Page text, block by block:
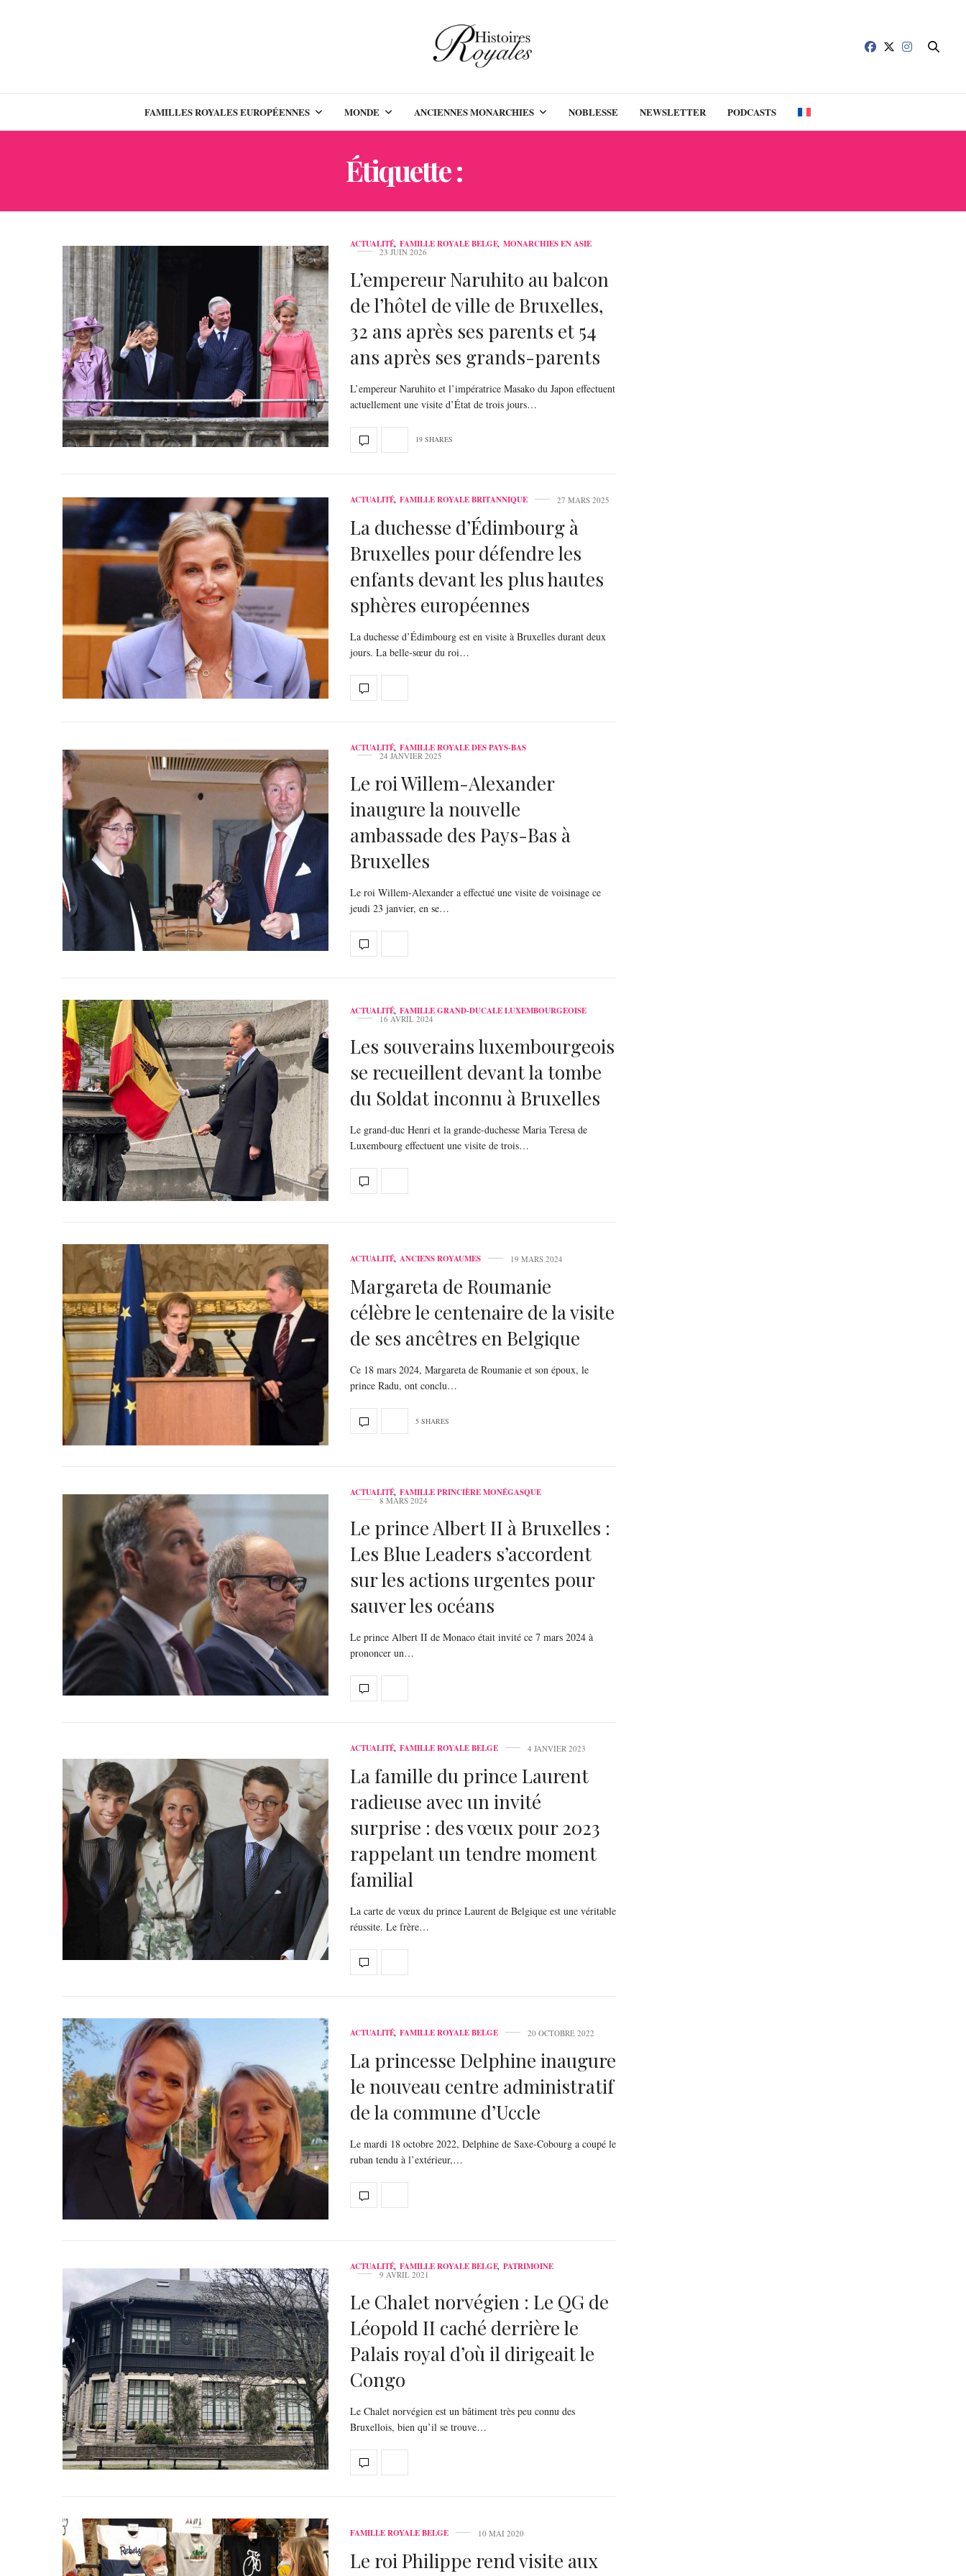
FAMILLES ROYALES EUROPÉENNES MONDE ANCIENNES MONARCHIES NOBLESSE NEWSLETTER PODCASTS
Étiquette :
ACTUALITÉ, FAMILLE ROYALE BELGE, MONARCHIES EN ASIE
23 JUIN 2026
L’empereur Naruhito au balcon
de l’hôtel de ville de Bruxelles,
32 ans après ses parents et 54
ans après ses grands-parents
L’empereur Naruhito et l’impératrice Masako du Japon effectuent
actuellement une visite d’État de trois jours…
19 SHARES
ACTUALITÉ, FAMILLE ROYALE BRITANNIQUE 27 MARS 2025
La duchesse d’Édimbourg à
Bruxelles pour défendre les
enfants devant les plus hautes
sphères européennes
La duchesse d’Édimbourg est en visite à Bruxelles durant deux
jours. La belle-sœur du roi…
ACTUALITÉ, FAMILLE ROYALE DES PAYS-BAS
24 JANVIER 2025
Le roi Willem-Alexander
inaugure la nouvelle
ambassade des Pays-Bas à
Bruxelles
Le roi Willem-Alexander a effectué une visite de voisinage ce
jeudi 23 janvier, en se…
ACTUALITÉ, FAMILLE GRAND-DUCALE LUXEMBOURGEOISE
16 AVRIL 2024
Les souverains luxembourgeois
se recueillent devant la tombe
du Soldat inconnu à Bruxelles
Le grand-duc Henri et la grande-duchesse Maria Teresa de
Luxembourg effectuent une visite de trois…
ACTUALITÉ, ANCIENS ROYAUMES 19 MARS 2024
Margareta de Roumanie
célèbre le centenaire de la visite
de ses ancêtres en Belgique
Ce 18 mars 2024, Margareta de Roumanie et son époux, le
prince Radu, ont conclu…
5 SHARES
ACTUALITÉ, FAMILLE PRINCIÈRE MONÉGASQUE
8 MARS 2024
Le prince Albert II à Bruxelles :
Les Blue Leaders s’accordent
sur les actions urgentes pour
sauver les océans
Le prince Albert II de Monaco était invité ce 7 mars 2024 à
prononcer un…
ACTUALITÉ, FAMILLE ROYALE BELGE 4 JANVIER 2023
La famille du prince Laurent
radieuse avec un invité
surprise : des vœux pour 2023
rappelant un tendre moment
familial
La carte de vœux du prince Laurent de Belgique est une véritable
réussite. Le frère…
ACTUALITÉ, FAMILLE ROYALE BELGE 20 OCTOBRE 2022
La princesse Delphine inaugure
le nouveau centre administratif
de la commune d’Uccle
Le mardi 18 octobre 2022, Delphine de Saxe-Cobourg a coupé le
ruban tendu à l’extérieur,…
ACTUALITÉ, FAMILLE ROYALE BELGE, PATRIMOINE
9 AVRIL 2021
Le Chalet norvégien : Le QG de
Léopold II caché derrière le
Palais royal d’où il dirigeait le
Congo
Le Chalet norvégien est un bâtiment très peu connu des
Bruxellois, bien qu’il se trouve…
FAMILLE ROYALE BELGE 10 MAI 2020
Le roi Philippe rend visite aux